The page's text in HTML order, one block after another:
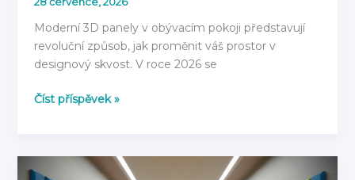
Moderní 3D panely v obývacím pokoji představují
revoluční způsob, jak proměnit váš prostor v
designový skvost. V roce 2026 se
3D
Obývacího
Pokoje
Číst příspěvek »